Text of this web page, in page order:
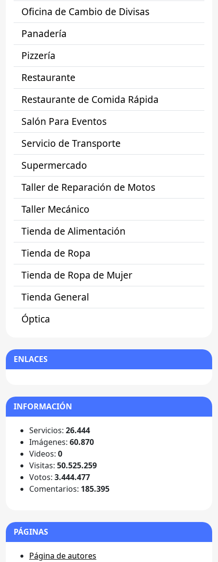
Oficina de Cambio de Divisas
Panadería
Pizzería
Restaurante
Restaurante de Comida Rápida
Salón Para Eventos
Servicio de Transporte
Supermercado
Taller de Reparación de Motos
Taller Mecánico
Tienda de Alimentación
Tienda de Ropa
Tienda de Ropa de Mujer
Tienda General
Óptica
ENLACES
INFORMACIÓN
Servicios: 26.444
Imágenes: 60.870
Videos: 0
Visitas: 50.525.259
Votos: 3.444.477
Comentarios: 185.395
PÁGINAS
Página de autores